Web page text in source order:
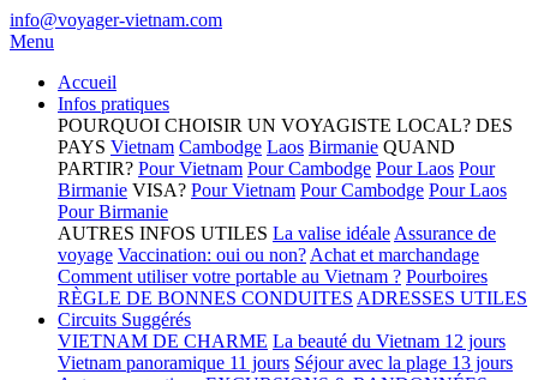
info@voyager-vietnam.com
Menu
Accueil
Infos pratiques
POURQUOI CHOISIR UN VOYAGISTE LOCAL? DES
PAYS Vietnam Cambodge Laos Birmanie QUAND
PARTIR? Pour Vietnam Pour Cambodge Pour Laos Pour
Birmanie VISA? Pour Vietnam Pour Cambodge Pour Laos
Pour Birmanie
AUTRES INFOS UTILES La valise idéale Assurance de
voyage Vaccination: oui ou non? Achat et marchandage
Comment utiliser votre portable au Vietnam ? Pourboires
RÈGLE DE BONNES CONDUITES ADRESSES UTILES
Circuits Suggérés
VIETNAM DE CHARME La beauté du Vietnam 12 jours
Vietnam panoramique 11 jours Séjour avec la plage 13 jours